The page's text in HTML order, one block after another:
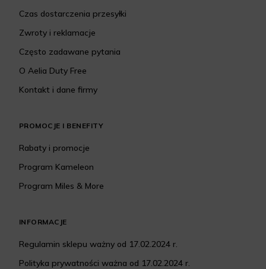
Czas dostarczenia przesyłki
Zwroty i reklamacje
Często zadawane pytania
O Aelia Duty Free
Kontakt i dane firmy
PROMOCJE I BENEFITY
Rabaty i promocje
Program Kameleon
Program Miles & More
INFORMACJE
Regulamin sklepu ważny od 17.02.2024 r.
Polityka prywatności ważna od 17.02.2024 r.